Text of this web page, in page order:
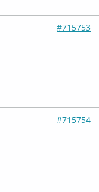
#715753
#715754